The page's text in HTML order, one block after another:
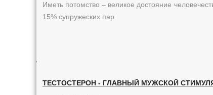
Иметь потомство – великое достояние
15% супружеских пар
ТЕСТОСТЕРОН - ГЛАВНЫЙ МУЖСКОЙ